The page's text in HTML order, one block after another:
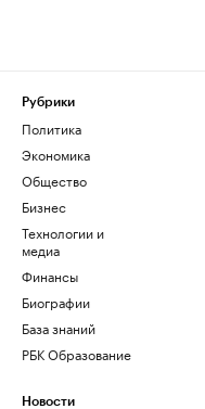
Рубрики
Политика
Экономика
Общество
Бизнес
Технологии и
медиа
Финансы
Биографии
База знаний
РБК Образование
Новости